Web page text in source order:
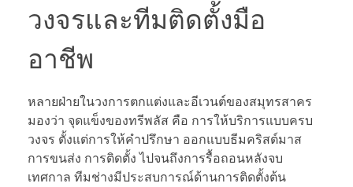
วงจรและทีมติดตั้งมือ
อาชีพ
หลายฝ่ายในวงการตกแต่งและอีเวนต์ของสมุทรสาคร
มองว่า จุดแข็งของทรีพลัส คือ การให้บริการแบบครบ
วงจร ตั้งแต่การให้คำปรึกษา ออกแบบธีมคริสต์มาส
การขนส่ง การติดตั้ง ไปจนถึงการรื้อถอนหลังจบ
เทศกาล ทีมช่างมีประสบการณ์ด้านการติดตั้งต้น